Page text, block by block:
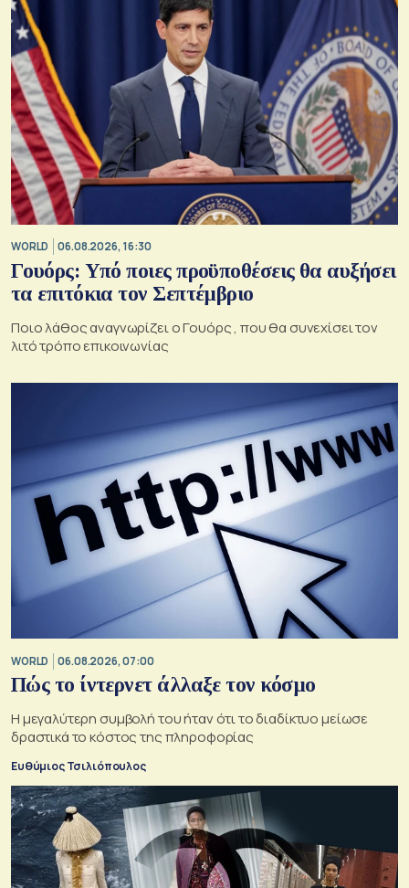
WORLD 06.08.2026, 16:30
Γουόρς: Υπό ποιες προϋποθέσεις θα αυξήσει
τα επιτόκια τον Σεπτέμβριο
Ποιο λάθος αναγνωρίζει ο Γουόρς , που θα συνεχίσει τον
λιτό τρόπο επικοινωνίας
WORLD 06.08.2026, 07:00
Πώς το ίντερνετ άλλαξε τον κόσμο
Η μεγαλύτερη συμβολή του ήταν ότι το διαδίκτυο μείωσε
δραστικά το κόστος της πληροφορίας
Ευθύμιος Τσιλιόπουλος